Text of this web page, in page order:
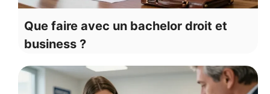
Que faire avec un bachelor droit et
business ?